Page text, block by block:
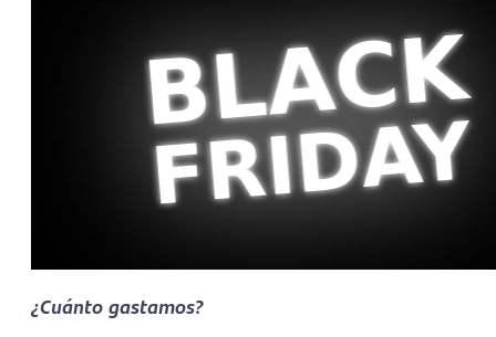
¿Cuánto gastamos?